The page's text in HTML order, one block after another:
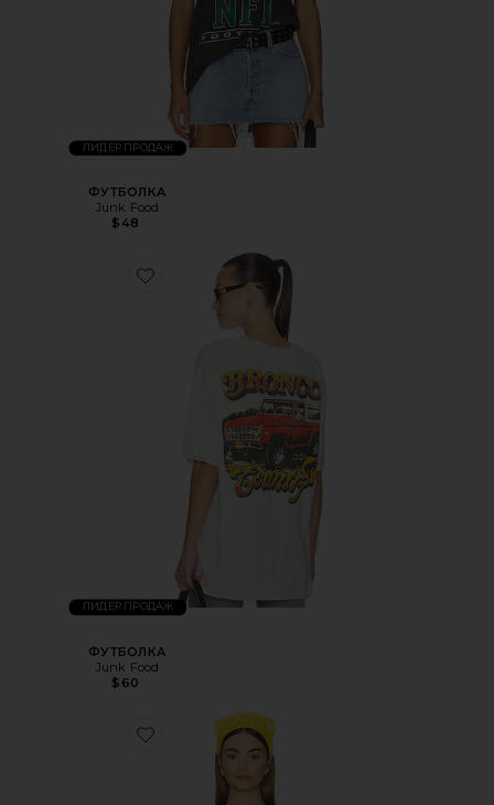
ЛИДЕР ПРОДАЖ
ФУТБОЛКА
Junk Food
$48
ЛИДЕР ПРОДАЖ
ФУТБОЛКА
Junk Food
$60